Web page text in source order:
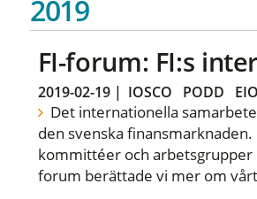
2019
FI-forum: FI:s
2019-02-19| IOSCO PODD
Det internationella
den svenska
kommittéer och arbetsgrupper
forum berättade vi mer om